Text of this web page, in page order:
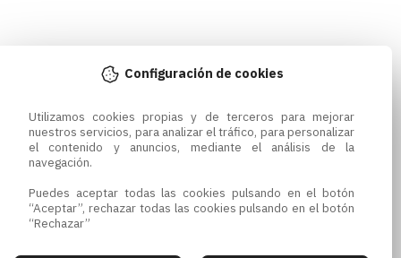
Configuración de cookies
Utilizamos cookies propias y de terceros para mejorar
nuestros servicios, para analizar el tráfico, para personalizar
el contenido y anuncios, mediante el análisis de la
navegación.
Puedes aceptar todas las cookies pulsando en el botón
“Aceptar”, rechazar todas las cookies pulsando en el botón
“Rechazar”